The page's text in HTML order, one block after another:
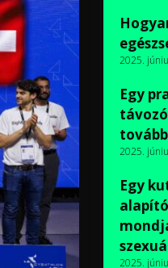
2025.
Egy
2025.
Egy
2025.